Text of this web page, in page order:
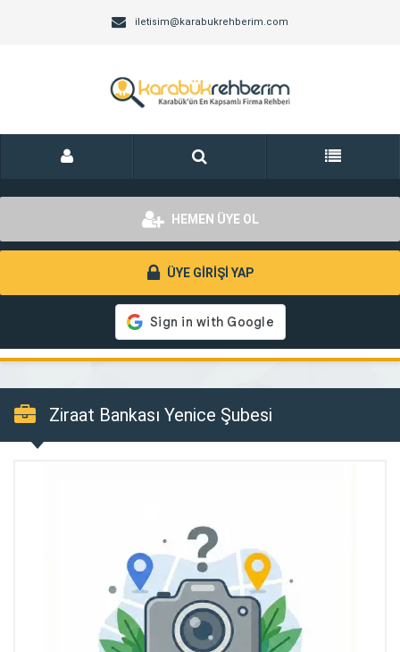
iletisim@karabukrehberim.com
HEMEN ÜYE OL
ÜYE GİRİŞİ YAP
Ziraat Bankası Yenice Şubesi